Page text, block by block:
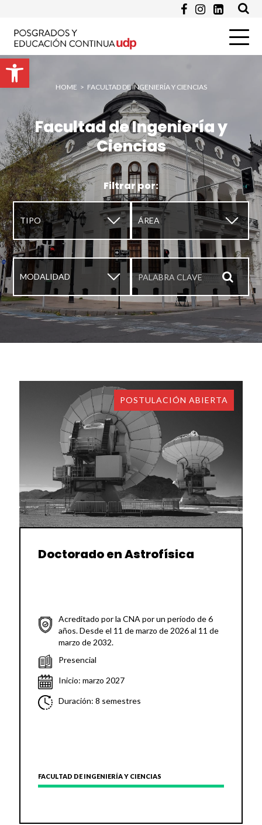
Abrir barra de herramientas
Programa de Interés *
Pregunta
Enviar
HOME > FACULTAD DE INGENIERÍA Y CIENCIAS
Facultad de Ingeniería y
Ciencias
Filtrar por:
▼ ▼
▼
POSTULACIÓN ABIERTA
Doctorado en Astrofísica
Acreditado por la CNA por un período de 6
años. Desde el 11 de marzo de 2026 al 11 de
marzo de 2032.
Presencial
Inicio: marzo 2027
Duración: 8 semestres
FACULTAD DE INGENIERÍA Y CIENCIAS